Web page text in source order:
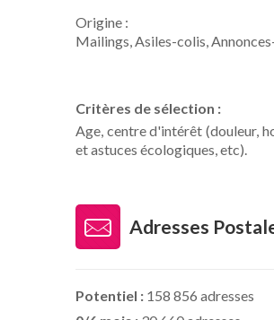
Origine :
Mailings, Asiles-colis,
Critères de sélection :
Age, centre d'intérêt (douleur,
et astuces écologiques, etc).
Adresses
Potentiel : 158 856 adresses